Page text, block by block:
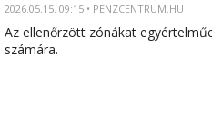
2026.05.15. 09:15 • PENZCENTRUM.HU
Az ellenőrzött zónákat
számára.